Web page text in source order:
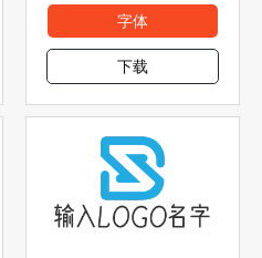
字体
下载